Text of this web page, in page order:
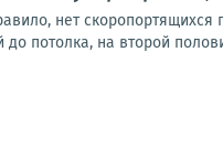
нет
потолка, на второй